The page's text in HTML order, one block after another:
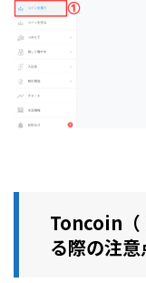
Toncoin（
る際の注意